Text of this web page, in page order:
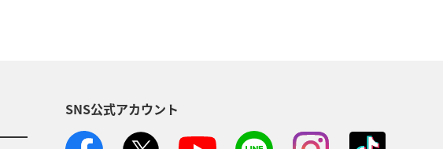
SNS公式アカウント